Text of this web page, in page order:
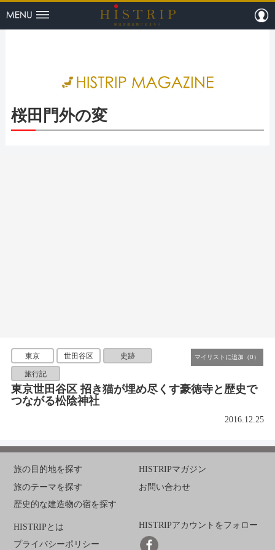
HISTRIP（
桜田門外の変
東京 世田谷区 史跡
旅行記
東京世田谷区 招き猫が埋め尽くす豪徳寺と歴史で
つながる松陰神社
2016.12.25
旅の目的地を探す
旅のテーマを探す
歴史的な建造物の宿を探す
HISTRIPマガジン
お問い合わせ
HISTRIPとは
プライバシーポリシー
HISTRIPアカウントをフォロー